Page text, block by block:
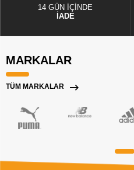
14 GÜN İÇİNDE
İADE
MARKALAR
TÜM MARKALAR